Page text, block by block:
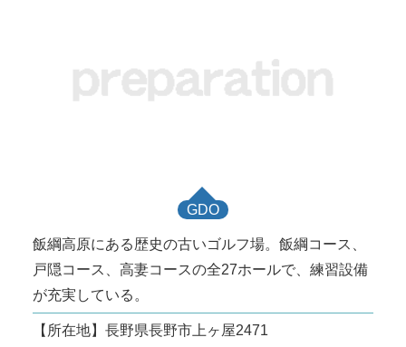
GDO
飯綱高原にある歴史の古いゴルフ場。飯綱コース、
戸隠コース、高妻コースの全27ホールで、練習設備
が充実している。
【所在地】長野県長野市上ヶ屋2471